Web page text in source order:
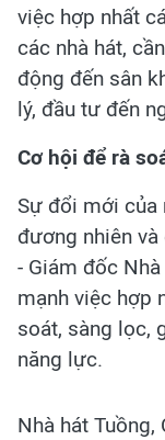
việc hợp nhất
các nhà hát,
động đến sân
lý, đầu tư đến
Cơ hội để rà
Sự đổi mới của
đương nhiên và
- Giám đốc
mạnh việc hợp
soát, sàng lọc,
năng lực.
Nhà hát